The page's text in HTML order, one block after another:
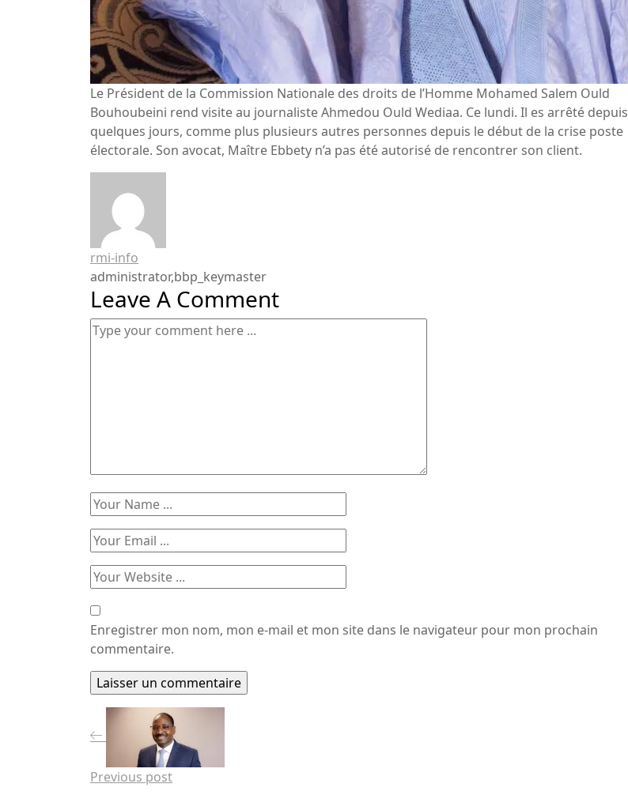
Le Président de la Commission Nationale des droits de l’Homme Mohamed Salem Ould
Bouhoubeini rend visite au journaliste Ahmedou Ould Wediaa. Ce lundi. Il es arrêté depuis
quelques jours, comme plus plusieurs autres personnes depuis le début de la crise poste
électorale. Son avocat, Maître Ebbety n’a pas été autorisé de rencontrer son client.
rmi-info
administrator,bbp_keymaster
Leave A Comment
Enregistrer mon nom, mon e-mail et mon site dans le navigateur pour mon prochain
commentaire.
Previous post